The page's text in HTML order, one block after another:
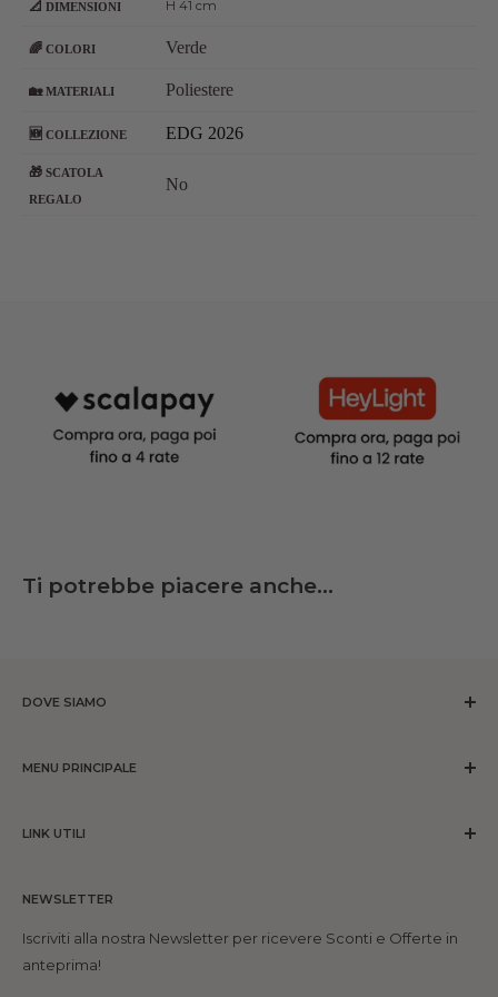
📐 DIMENSIONI H 41 cm
🌈 COLORI Verde
🏡MATERIALI Poliestere
🆕 COLLEZIONE EDG 2026
🎁 SCATOLA
REGALO
No
Ti potrebbe piacere anche...
DOVE SIAMO
Corso Dei Mille 71-73 Partinico (PA)
MENU PRINCIPALE
Prodotti
Contatti
🆕News
Richiesta resi e rimborsi
LINK UTILI
Contatti
Progetta e arreda
Spedizioni
NEWSLETTER
Iscriviti alla nostra Newsletter per ricevere Sconti e Offerte in
anteprima!